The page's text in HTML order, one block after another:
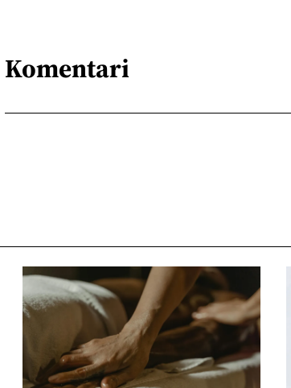
Komentari